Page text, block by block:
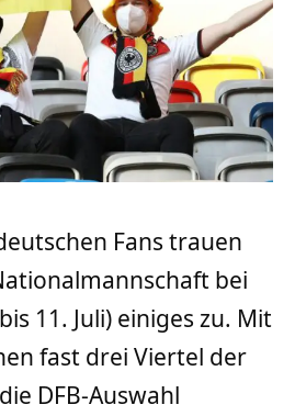
Fans trauen
bei
11. Juli) einiges zu. Mit
fast drei Viertel der
DFB-Auswahl